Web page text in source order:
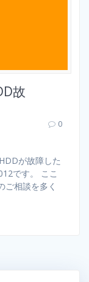
故
0
が故障した
です。 ここ
相談を多く